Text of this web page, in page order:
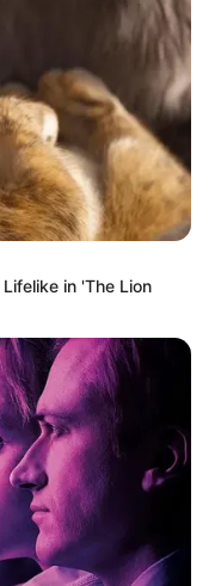
in 'The Lion